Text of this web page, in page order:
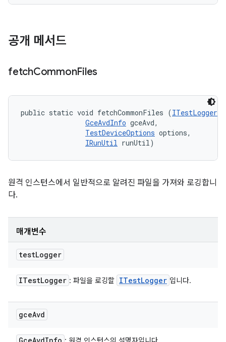
공개 메서드
fetchCommonFiles
public static void fetchCommonFiles (ITestLogger
GceAvdInfo gceAvd,
TestDeviceOptions options,
IRunUtil runUtil)
원격 인스턴스에서 일반적으로 알려진 파일을 가져와 로깅합니
다.
매개변수
testLogger
ITestLogger : 파일을 로깅할 ITestLogger 입니다.
gceAvd